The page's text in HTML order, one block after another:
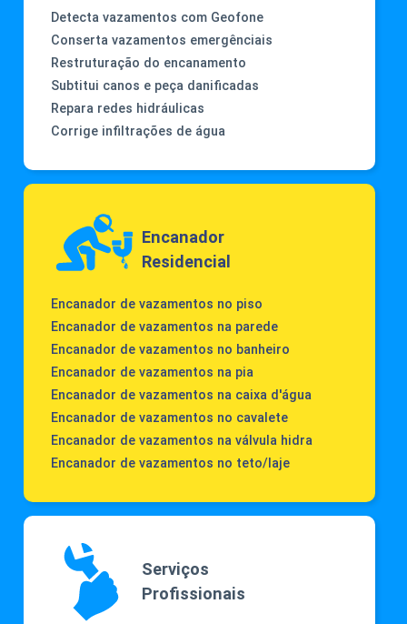
Detecta vazamentos com Geofone
Conserta vazamentos emergênciais
Restruturação do encanamento
Subtitui canos e peça danificadas
Repara redes hidráulicas
Corrige infiltrações de água
Encanador
Residencial
Encanador de vazamentos no piso
Encanador de vazamentos na parede
Encanador de vazamentos no banheiro
Encanador de vazamentos na pia
Encanador de vazamentos na caixa d'água
Encanador de vazamentos no cavalete
Encanador de vazamentos na válvula hidra
Encanador de vazamentos no teto/laje
Serviços
Profissionais